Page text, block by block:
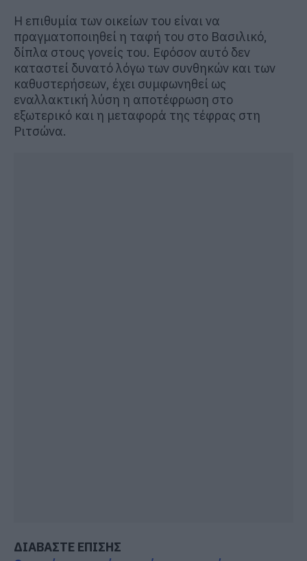
Η επιθυμία των οικείων του είναι να
πραγματοποιηθεί η ταφή του στο Βασιλικό,
δίπλα στους γονείς του. Εφόσον αυτό δεν
καταστεί δυνατό λόγω των συνθηκών και των
καθυστερήσεων, έχει συμφωνηθεί ως
εναλλακτική λύση η αποτέφρωση στο
εξωτερικό και η μεταφορά της τέφρας στη
Ριτσώνα.
ΔΙΑΒΑΣΤΕ ΕΠΙΣΗΣ